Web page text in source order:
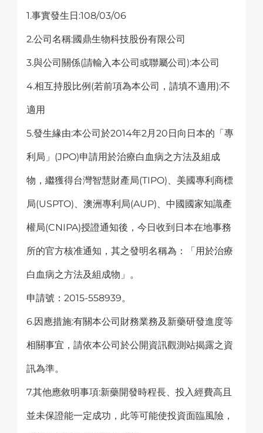
1.事實發生日:108/03/06
2.公司名稱:國鼎生物科技股份有限公司
3.與公司關係(請輸入本公司或聯屬公司):本公司
4.相互持股比例(若前項為本公司，請填不適用):不
適用
5.發生緣由:本公司於2014年2月20日向日本的「專
利局」(JPO)申請用於治療白血病之方法及組成
物，繼獲得台灣智慧財產局(TIPO)、美國專利商標
局(USPTO)、澳洲專利局(AUP)、中國國家知識產
權局(CNIPA)授證通知後，今日收到日本在地事務
所的官方核准通知，其之發明名稱為：「用於治療
白血病之方法及組成物」。
申請號：2015-558939。
6.因應措施:有關本公司財務業務及新藥研發進度等
相關事宜，請依本公司於公開資訊觀測站揭露之資
訊為準。
7.其他應敘明事項:新藥開發時程長、投入經費高且
並未保證能一定成功，此等可能使投資面臨風險，